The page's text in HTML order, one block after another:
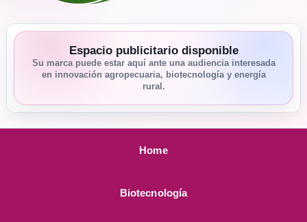
Espacio publicitario disponible
Su marca puede estar aquí ante una audiencia interesada
en innovación agropecuaria, biotecnología y energía
rural.
Home
Biotecnología